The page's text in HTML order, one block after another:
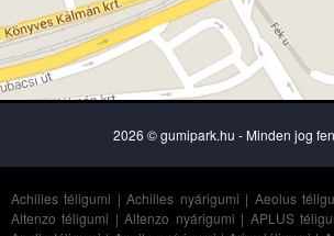
2026 © gumipark.hu - Minden jog
Achilles téligumi |Achilles nyárigumi | Aeolus
Altenzo téligumi |Altenzo nyárigumi | APLUS